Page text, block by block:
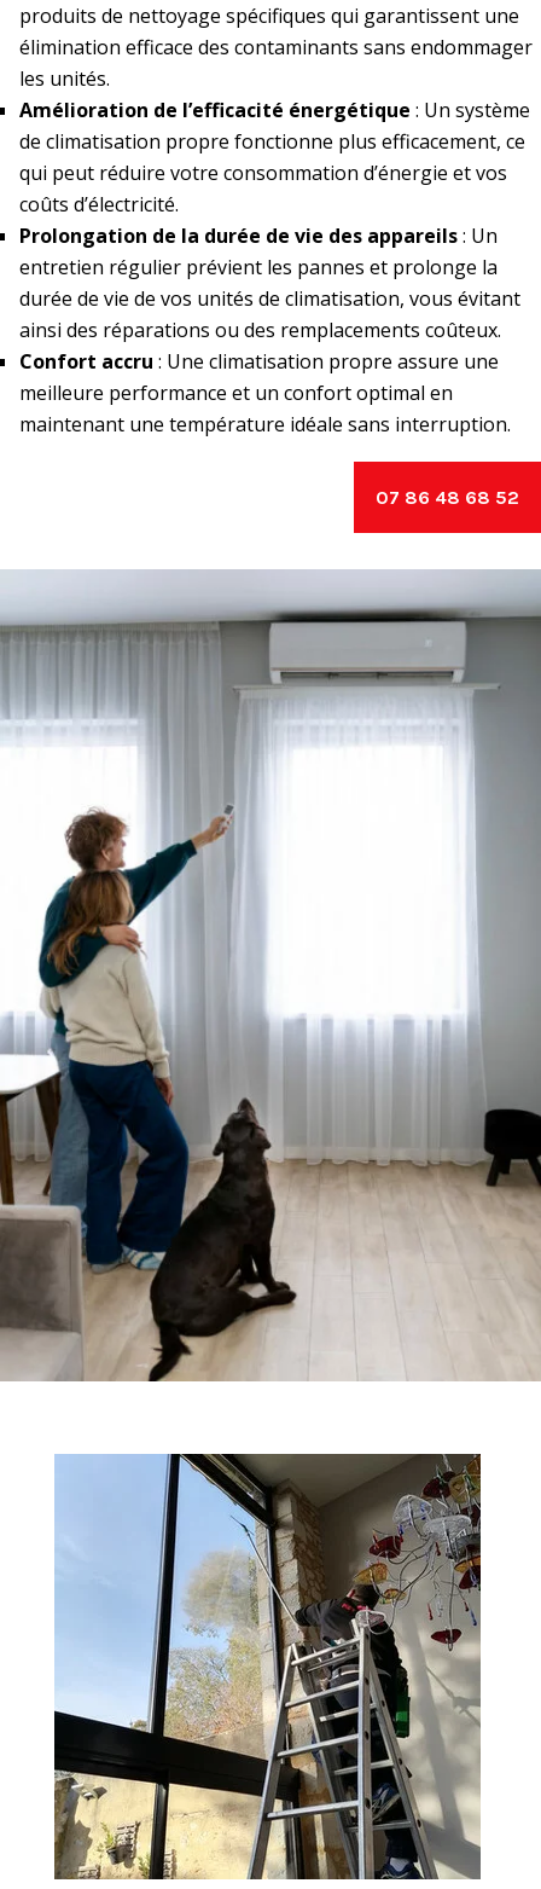
produits de nettoyage spécifiques qui garantissent une
élimination efficace des contaminants sans endommager
les unités.
Amélioration de l’efficacité énergétique : Un système
de climatisation propre fonctionne plus efficacement, ce
qui peut réduire votre consommation d’énergie et vos
coûts d’électricité.
Prolongation de la durée de vie des appareils: Un
entretien régulier prévient les pannes et prolonge la
durée de vie de vos unités de climatisation, vous évitant
ainsi des réparations ou des remplacements coûteux.
Confort accru : Une climatisation propre assure une
meilleure performance et un confort optimal en
maintenant une température idéale sans interruption.
07 86 48 68 52